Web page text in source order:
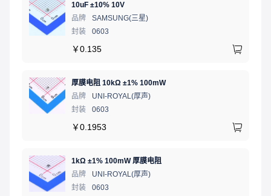
10uF ±10% 10V
品牌
SAMSUNG(三星)
封装
0603
￥0.135
厚膜电阻 10kΩ ±1% 100mW
品牌
UNI-ROYAL(厚声)
封装
0603
￥0.1953
1kΩ ±1% 100mW 厚膜电阻
品牌
UNI-ROYAL(厚声)
封装
0603